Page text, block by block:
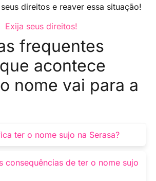
direitos e reaver essa situação!
Exija seus direitos!
frequentes
acontece
nome vai para a
ter o nome sujo na Serasa?
na Serasa significa que seu
crédito foi negativado nessa
consequências de ter o nome sujo